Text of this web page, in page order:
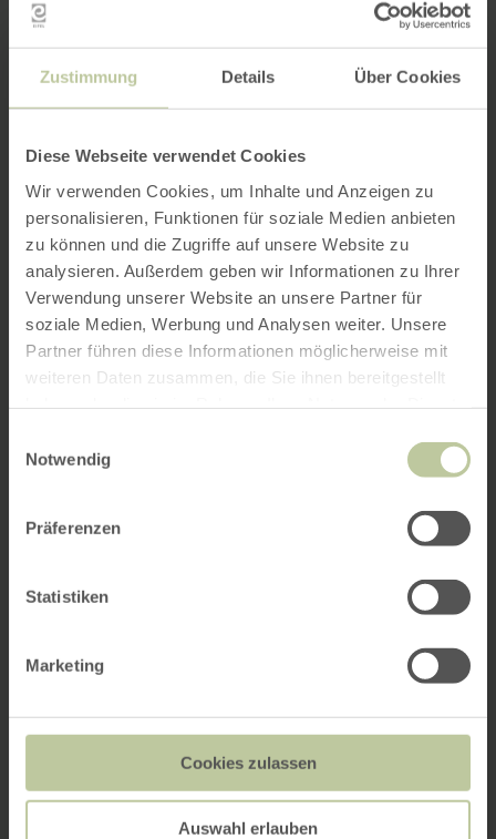
Zustimmung Details Über Cookies
Diese Webseite verwendet Cookies
Wir verwenden Cookies, um Inhalte und Anzeigen zu
personalisieren, Funktionen für soziale Medien anbieten
zu können und die Zugriffe auf unsere Website zu
analysieren. Außerdem geben wir Informationen zu Ihrer
Verwendung unserer Website an unsere Partner für
soziale Medien, Werbung und Analysen weiter. Unsere
Partner führen diese Informationen möglicherweise mit
weiteren Daten zusammen, die Sie ihnen bereitgestellt
Notwendig
Präferenzen
Statistiken
Marketing
Cookies zulassen
Auswahl erlauben